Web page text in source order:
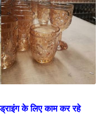
के लिए काम कर रहे